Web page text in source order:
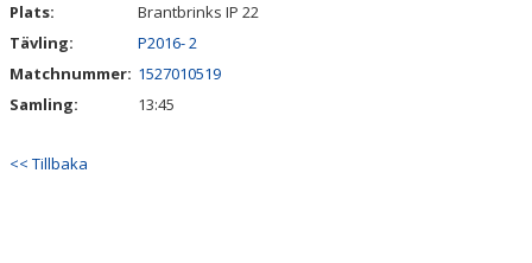
Plats:
Brantbrinks IP 22
Tävling:
P2016- 2
Matchnummer: 1527010519
Samling:
13:45
<< Tillbaka